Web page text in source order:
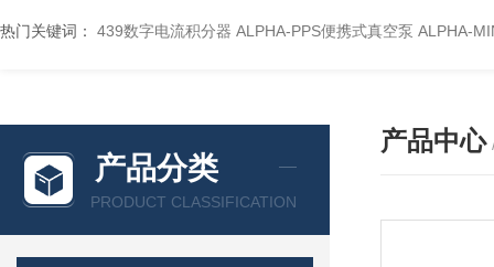
热门关键词： 439数字电流积分器 ALPHA-PPS便携式真空泵 ALPHA-
产品分类
PRODUCT CLASSIFICATION
产品中心